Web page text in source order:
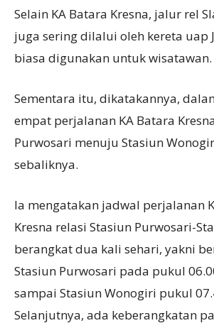
Selain KA Batara Kresna, jalur rel
juga sering dilalui oleh kereta uap
biasa digunakan untuk wisatawan.
Sementara itu, dikatakannya,
empat perjalanan KA Batara
Purwosari menuju Stasiun
sebaliknya.
Ia mengatakan jadwal perjalanan
Kresna relasi Stasiun Purwosari-
berangkat dua kali sehari, yakni
Stasiun Purwosari pada pukul
sampai Stasiun Wonogiri pukul
Selanjutnya, ada keberangkatan